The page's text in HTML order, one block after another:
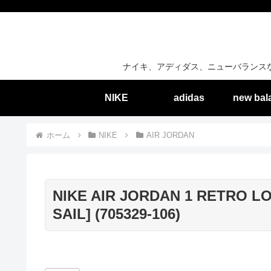
ナイキ、アディダス、ニューバラン
NIKE adidas new
ホーム NIKE AIR JORDAN
NIKE AIR JORDAN 1 RETRO
SAIL] (705329-106)